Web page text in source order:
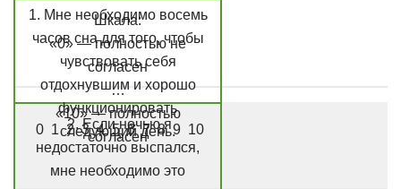
Шкала:
«0» — полностью не
согласен
…
«10» — полностью
согласен
1. Мне необходимо восемь
часов сна для того, чтобы
чувствовать себя
отдохнувшим и хорошо
функционировать
следующий день.
0 1 2 3 4 5 6 7 8 9 10
2. Если ночью я
недостаточно выспался,
мне необходимо это